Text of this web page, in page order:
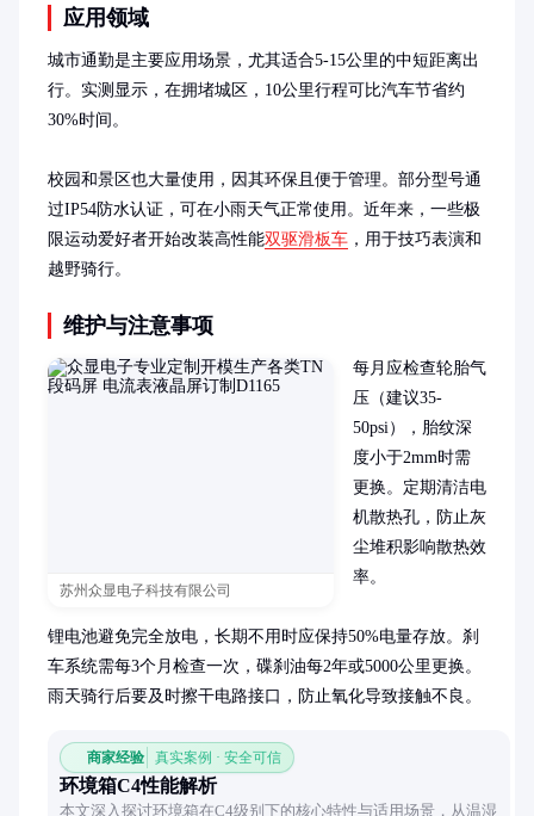
应用领域
城市通勤是主要应用场景，尤其适合5-15公里的中短距离出
行。实测显示，在拥堵城区，10公里行程可比汽车节省约
30%时间。
校园和景区也大量使用，因其环保且便于管理。部分型号通
过IP54防水认证，可在小雨天气正常使用。近年来，一些极
限运动爱好者开始改装高性能双驱滑板车 ，用于技巧表演和
越野骑行。
维护与注意事项
苏州众显电子科技有限公司
每月应检查轮胎气
压（建议35-
50psi），胎纹深
度小于2mm时需
更换。定期清洁电
机散热孔，防止灰
尘堆积影响散热效
率。
锂电池避免完全放电，长期不用时应保持50%电量存放。刹
车系统需每3个月检查一次，碟刹油每2年或5000公里更换。
雨天骑行后要及时擦干电路接口，防止氧化导致接触不良。
商家经验 真实案例 · 安全可信
环境箱C4性能解析
本文深入探讨环境箱在C4级别下的核心特性与适用场景，从温湿